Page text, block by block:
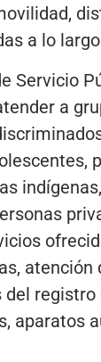
a lo
Servicio
a
atención
registro
aparatos